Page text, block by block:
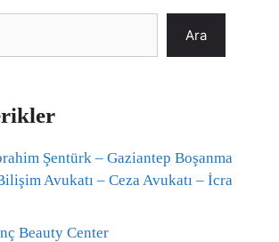
Ara
Şentürk – Gaziantep Boşanma
Avukatı – Ceza Avukatı – İcra
Beauty Center